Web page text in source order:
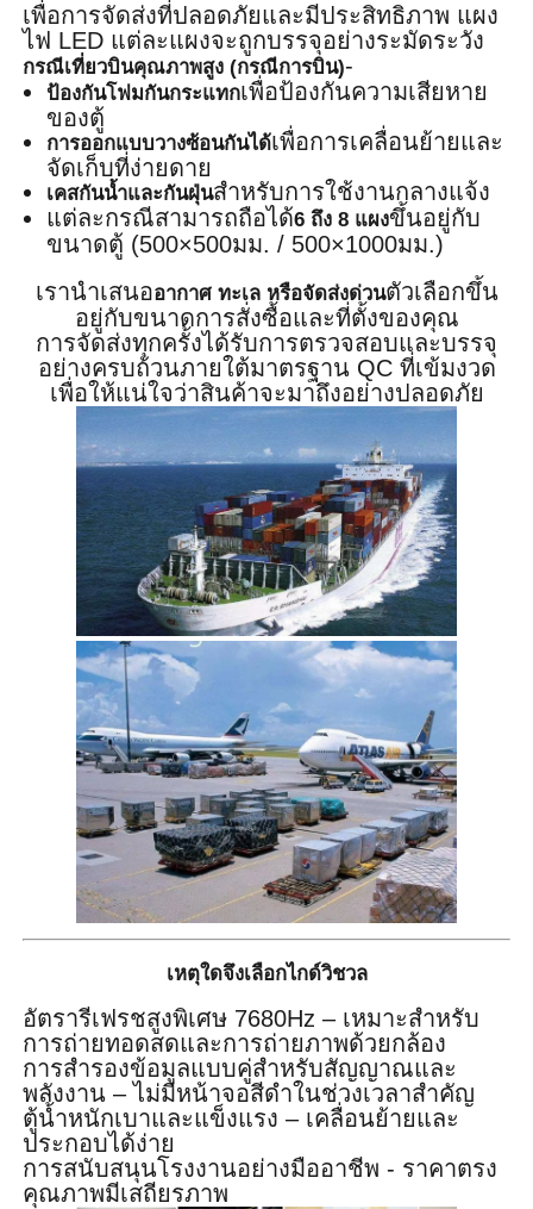
เพื่อการจัดส่งที่ปลอดภัยและมีประสิทธิภาพ แผง
ไฟ LED แต่ละแผงจะถูกบรรจุอย่างระมัดระวัง
กรณีเที่ยวบินคุณภาพสูง (กรณีการบิน)-
ป้องกันโฟมกันกระแทกเพื่อป้องกันความเสียหาย
ของตู้
การออกแบบวางซ้อนกันได้เพื่อการเคลื่อนย้ายและ
จัดเก็บที่ง่ายดาย
เคสกันน้ำและกันฝุ่นสำหรับการใช้งานกลางแจ้ง
แต่ละกรณีสามารถถือได้6 ถึง 8 แผงขึ้นอยู่กับ
ขนาดตู้ (500×500มม. / 500×1000มม.)
เรานำเสนออากาศ ทะเล หรือจัดส่งด่วนตัวเลือกขึ้น
อยู่กับขนาดการสั่งซื้อและที่ตั้งของคุณ
การจัดส่งทุกครั้งได้รับการตรวจสอบและบรรจุ
อย่างครบถ้วนภายใต้มาตรฐาน QC ที่เข้มงวด
เพื่อให้แน่ใจว่าสินค้าจะมาถึงอย่างปลอดภัย
เหตุใดจึงเลือกไกด์วิชวล
อัตรารีเฟรชสูงพิเศษ 7680Hz – เหมาะสำหรับ
การถ่ายทอดสดและการถ่ายภาพด้วยกล้อง
การสำรองข้อมูลแบบคู่สำหรับสัญญาณและ
พลังงาน – ไม่มีหน้าจอสีดำในช่วงเวลาสำคัญ
ตู้น้ำหนักเบาและแข็งแรง – เคลื่อนย้ายและ
ประกอบได้ง่าย
การสนับสนุนโรงงานอย่างมืออาชีพ - ราคาตรง
คุณภาพมีเสถียรภาพ